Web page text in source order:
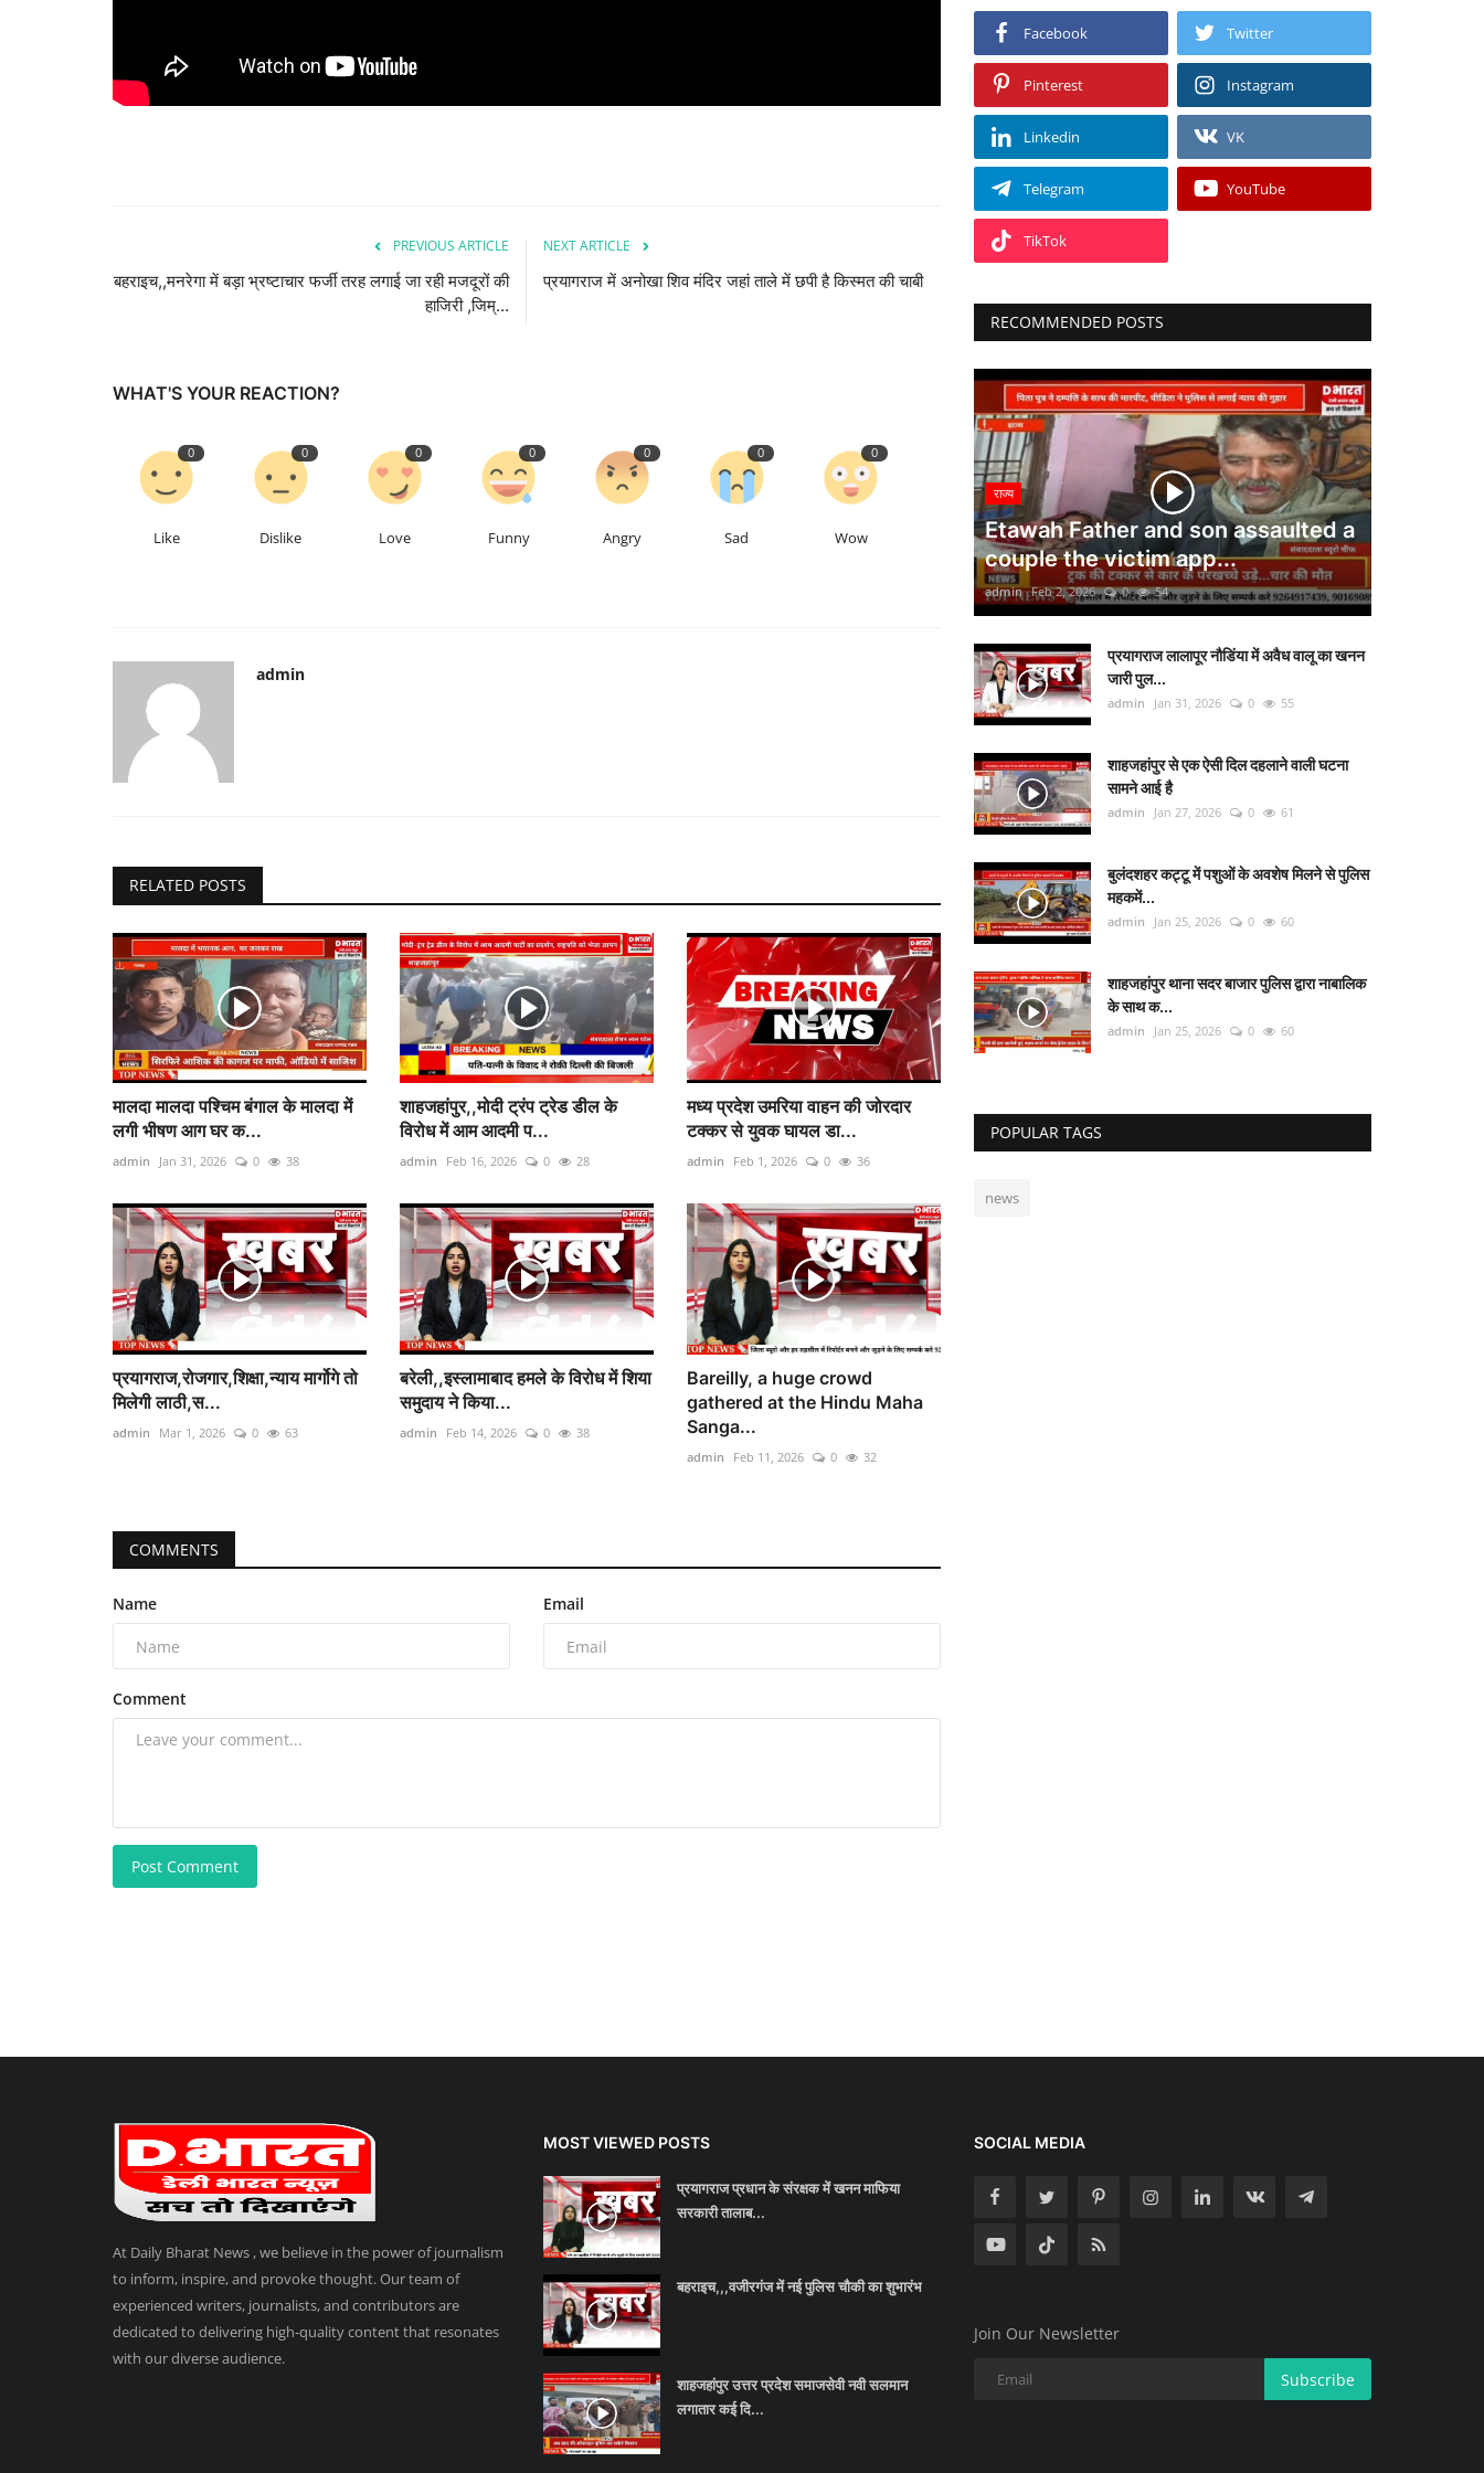
PREVIOUS ARTICLE
बहराइच,,मनरेगा में बड़ा भ्रष्टाचार फर्जी तरह लगाई जा रही मजदूरों की
हाजिरी ,जिम्...
NEXT ARTICLE
प्रयागराज में अनोखा शिव मंदिर जहां ताले में छपी है किस्मत की चाबी
WHAT'S YOUR REACTION?
0
Like
0
Dislike
0
Love
0
Funny
0
Angry
0
Sad
0
Wow
admin
RELATED POSTS
मालदा मालदा पश्चिम बंगाल के मालदा में
लगी भीषण आग घर क...
admin Jan 31, 2026 0 38
शाहजहांपुर,,मोदी ट्रंप ट्रेड डील के
विरोध में आम आदमी प...
admin Feb 16, 2026 0 28
मध्य प्रदेश उमरिया वाहन की जोरदार
टक्कर से युवक घायल डा...
admin Feb 1, 2026 0 36
प्रयागराज,रोजगार,शिक्षा,न्याय मार्गोगे तो
मिलेगी लाठी,स...
admin Mar 1, 2026 0 63
बरेली,,इस्लामाबाद हमले के विरोध में शिया
समुदाय ने किया...
admin Feb 14, 2026 0 38
Bareilly, a huge crowd
gathered at the Hindu Maha
Sanga...
admin Feb 11, 2026 0 32
COMMENTS
Name Email
Comment
Post Comment
Facebook Twitter
Pinterest Instagram
Linkedin VK
Telegram YouTube
TikTok
RECOMMENDED POSTS
राज्य
Etawah Father and son assaulted a
couple the victim app...
admin Feb 2, 2026 0 54
प्रयागराज लालापूर नौडिंया में अवैध वालू का खनन
जारी पुल...
admin Jan 31, 2026 0 55
शाहजहांपुर से एक ऐसी दिल दहलाने वाली घटना
सामने आई है
admin Jan 27, 2026 0 61
बुलंदशहर कट्टू में पशुओं के अवशेष मिलने से पुलिस
महकमें...
admin Jan 25, 2026 0 60
शाहजहांपुर थाना सदर बाजार पुलिस द्वारा नाबालिक
के साथ क...
admin Jan 25, 2026 0 60
POPULAR TAGS
news
At Daily Bharat News , we believe in the power of journalism
to inform, inspire, and provoke thought. Our team of
experienced writers, journalists, and contributors are
dedicated to delivering high-quality content that resonates
with our diverse audience.
MOST VIEWED POSTS
प्रयागराज प्रधान के संरक्षक में खनन माफिया
सरकारी तालाब...
बहराइच,,,वजीरगंज में नई पुलिस चौकी का शुभारंभ
शाहजहांपुर उत्तर प्रदेश समाजसेवी नवी सलमान
लगातार कई दि...
SOCIAL MEDIA
Join Our Newsletter
Subscribe